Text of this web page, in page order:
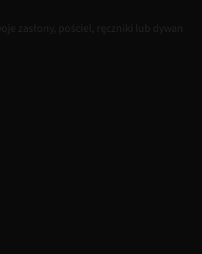
zasłony, pościel, ręczniki lub dywan